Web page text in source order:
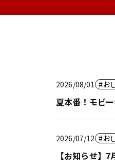
2026/08/01 お
夏本番！モビ
2026/07/12 お
【お知らせ】